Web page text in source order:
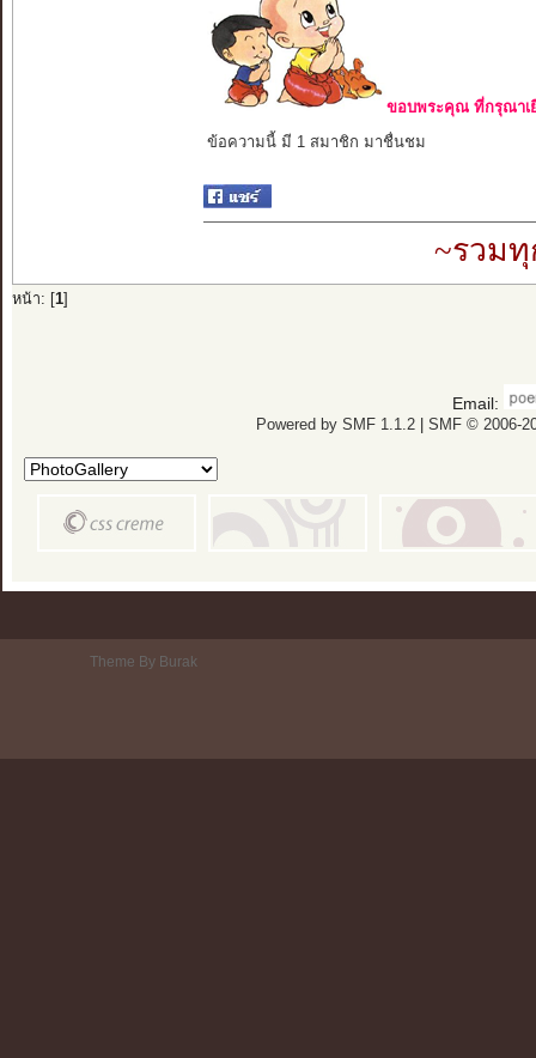
ขอบพระคุณ ที่กรุณาเ
ข้อความนี้ มี 1 สมาชิก มาชื่นชม
~รวมทุ
หน้า: [ 1]
Email:
Powered by SMF 1.1.2| SMF © 2006-
Theme By Burak